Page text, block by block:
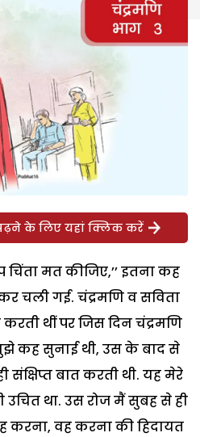
के लिए यहां क्लिक करें
चिंता मत कीजिए,’’ इतना कह
चली गई. चंद्रमणि व सविता
थीं पर जिस दिन चंद्रमणि
कह सुनाई थी, उस के बाद से
संक्षिप्त बात करती थी. यह मेरे
उचित था. उस रोज मैं सुबह से ही
करना, वह करना की हिदायत